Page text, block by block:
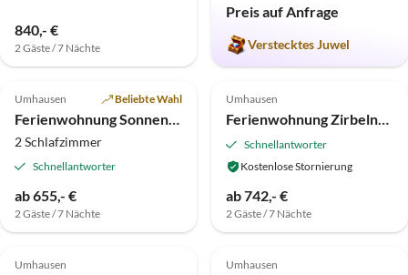
840,- €
2 Gäste / 7 Nächte
Preis auf Anfrage
Verstecktes Juwel
Top-Inserat
5.0 (2)
Umhausen Beliebte Wahl
Ferienwohnung Sonnenhof
2 Schlafzimmer
Schnellantworter
ab 655,- €
2 Gäste / 7 Nächte
5.0 (1)
Umhausen
Ferienwohnung Zirbelnest
Schnellantworter
Kostenlose Stornierung
ab 742,- €
2 Gäste / 7 Nächte
5.0 (1)
Umhausen
Top-Inserat
Umhausen